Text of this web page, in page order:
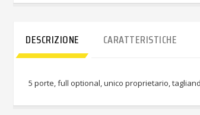
DESCRIZIONE CARATTERISTICHE
5 porte, full optional, unico proprietario,